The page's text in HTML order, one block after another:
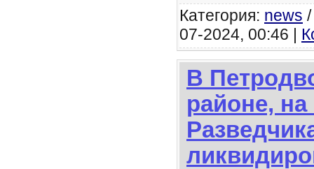
Категория: news
07-2024, 00:46 |
В
районе,